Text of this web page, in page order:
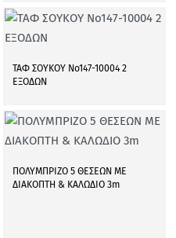
ΤΑΦ ΣΟΥΚΟΥ Νο147-10004 2
ΕΞΟΔΩΝ
ΠΟΛΥΜΠΡΙΖΟ 5 ΘΕΣΕΩΝ ΜΕ
ΔΙΑΚΟΠΤΗ & ΚΑΛΩΔΙΟ 3m